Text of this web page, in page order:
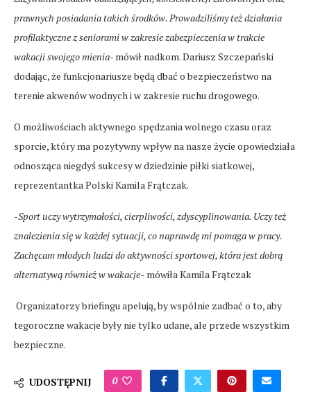
prawnych posiadania takich środków. Prowadziliśmy też działania
profilaktyczne z seniorami w zakresie zabezpieczenia w trakcie
wakacji swojego mienia- mówił nadkom. Dariusz Szczepański
dodając, że funkcjonariusze będą dbać o bezpieczeństwo na
terenie akwenów wodnych i w zakresie ruchu drogowego.
O możliwościach aktywnego spędzania wolnego czasu oraz
sporcie, który ma pozytywny wpływ na nasze życie opowiedziała
odnosząca niegdyś sukcesy w dziedzinie piłki siatkowej,
reprezentantka Polski Kamila Frątczak.
-Sport uczy wytrzymałości, cierpliwości, zdyscyplinowania. Uczy też
znalezienia się w każdej sytuacji, co naprawdę mi pomaga w pracy.
Zachęcam młodych ludzi do aktywności sportowej, która jest dobrą
alternatywą również w wakacje- mówiła Kamila Frątczak
Organizatorzy briefingu apelują, by wspólnie zadbać o to, aby
tegoroczne wakacje były nie tylko udane, ale przede wszystkim
bezpieczne.
UDOSTĘPNIJ 0